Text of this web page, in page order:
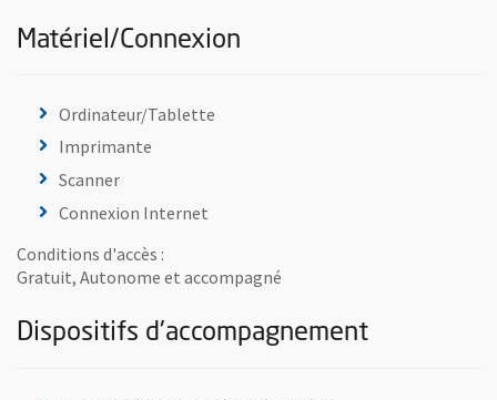
Matériel/Connexion
Ordinateur/Tablette
Imprimante
Scanner
Connexion Internet
Conditions d'accès :
Gratuit, Autonome et accompagné
Dispositifs d'accompagnement